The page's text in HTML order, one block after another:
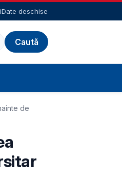
Date deschise
de